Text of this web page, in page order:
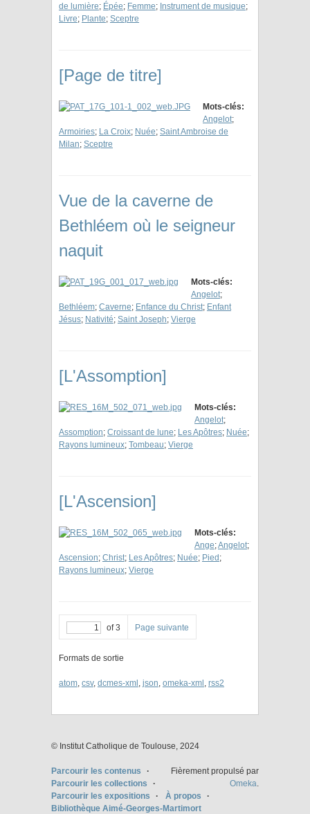
de lumière; Épée; Femme; Instrument de musique;
Livre; Plante; Sceptre
[Page de titre]
Mots-clés:
Angelot;
Armoiries; La Croix; Nuée; Saint Ambroise de
Milan; Sceptre
Vue de la caverne de
Bethléem où le seigneur
naquit
Mots-clés:
Angelot;
Bethléem; Caverne; Enfance du Christ; Enfant
Jésus; Nativité; Saint Joseph; Vierge
[L'Assomption]
Mots-clés:
Angelot;
Assomption; Croissant de lune; Les Apôtres; Nuée;
Rayons lumineux; Tombeau; Vierge
[L'Ascension]
Mots-clés:
Ange;Angelot;
Ascension; Christ; Les Apôtres; Nuée; Pied ;
Rayons lumineux; Vierge
of 3 Page suivante
Formats de sortie
atom, csv, dcmes-xml , json, omeka-xml , rss2
© Institut Catholique de Toulouse, 2024
Parcourir les contenus
Parcourir les collections
Parcourir les expositions
À propos
Bibliothèque Aimé-Georges-Martimort
Fièrement propulsé par
Omeka.